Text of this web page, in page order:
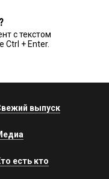
с текстом
Ctrl + Enter.
выпуск
есть кто